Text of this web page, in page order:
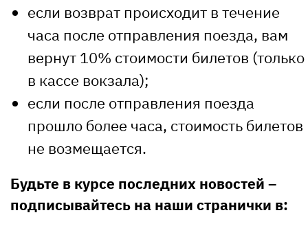
если возврат происходит в течение
часа после отправления поезда, вам
вернут 10% стоимости билетов (только
в кассе вокзала);
если после отправления поезда
прошло более часа, стоимость билетов
не возмещается.
Будьте в курсе последних новостей –
подписывайтесь на наши странички в: